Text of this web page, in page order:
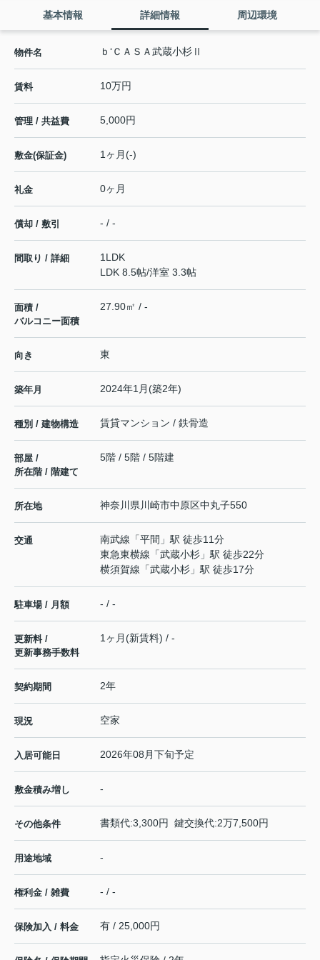
基本情報 詳細情報 周辺環境
物件名 ｂ‘ＣＡＳＡ武蔵小杉Ⅱ
賃料 10万円
管理 / 共益費 5,000円
敷金(保証金) 1ヶ月(-)
礼金 0ヶ月
償却 / 敷引 - / -
間取り / 詳細
1LDK
LDK 8.5帖/洋室 3.3帖
面積 /
バルコニー面積
27.90㎡ / -
向き 東
築年月 2024年1月(築2年)
種別 / 建物構造 賃貸マンション / 鉄骨造
部屋 /
所在階 / 階建て
5階 / 5階 / 5階建
所在地 神奈川県 川崎市中原区中丸子550
交通 南武線 「平間 」駅 徒歩11分
東急東横線 「武蔵小杉 」駅 徒歩22分
横須賀線 「武蔵小杉 」駅 徒歩17分
駐車場 / 月額 - / -
更新料 /
更新事務手数料
1ヶ月(新賃料) / -
契約期間 2年
現況 空家
入居可能日 2026年08月下旬予定
敷金積み増し -
その他条件 書類代:3,300円 鍵交換代:2万7,500円
用途地域 -
権利金 / 雑費 - / -
保険加入 / 料金 有 / 25,000円